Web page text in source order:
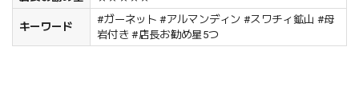
キーワード
#ガーネット #アルマンディン #スワチィ鉱山 #母
岩付き #店長お勧め星5つ